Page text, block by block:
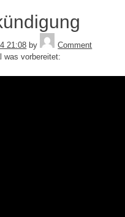
21:08 by
Comment
was vorbereitet: